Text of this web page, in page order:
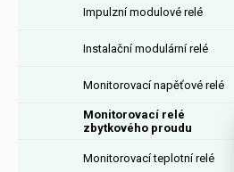
Impulzní modulové relé
Instalační modulární relé
Monitorovací napěťové relé
Monitorovací relé
zbytkového proudu
Monitorovací teplotní relé